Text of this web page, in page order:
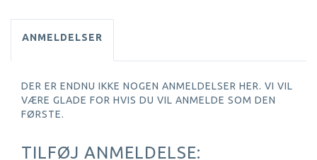
ANMELDELSER
DER ER ENDNU IKKE NOGEN ANMELDELSER HER. VI VIL
VÆRE GLADE FOR HVIS DU VIL ANMELDE SOM DEN
FØRSTE.
TILFØJ ANMELDELSE: